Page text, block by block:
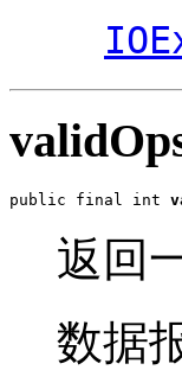
public final int
返回
数据